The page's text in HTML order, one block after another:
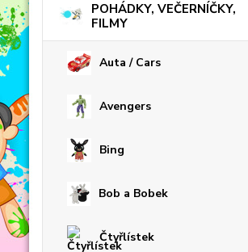
POHÁDKY, VEČERNÍČKY,
FILMY
Auta / Cars
Avengers
Bing
Bob a Bobek
Čtyřlístek